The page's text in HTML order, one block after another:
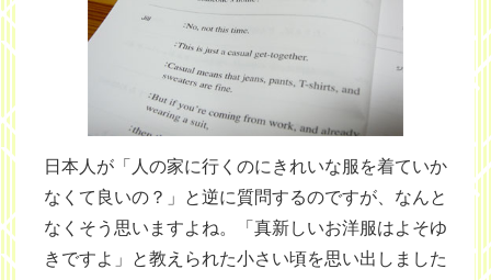
日本人が「人の家に行くのにきれいな服を着ていか
なくて良いの？」と逆に質問するのですが、なんと
なくそう思いますよね。「真新しいお洋服はよそゆ
きですよ」と教えられた小さい頃を思い出しました